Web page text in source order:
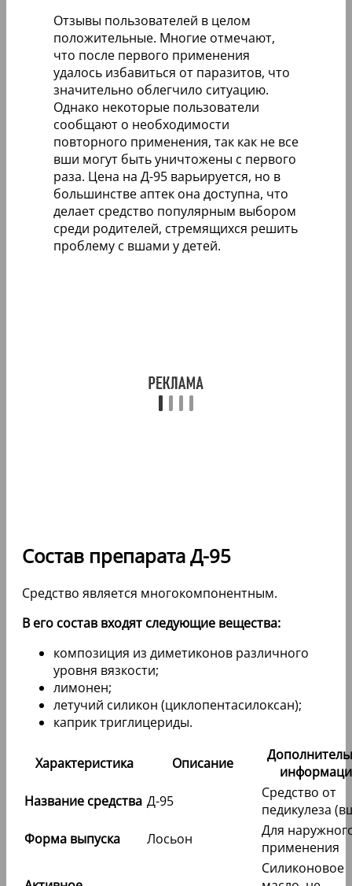
Отзывы пользователей в целом
положительные. Многие отмечают,
что после первого применения
удалось избавиться от паразитов, что
значительно облегчило ситуацию.
Однако некоторые пользователи
сообщают о необходимости
повторного применения, так как не все
вши могут быть уничтожены с первого
раза. Цена на Д-95 варьируется, но в
большинстве аптек она доступна, что
делает средство популярным выбором
среди родителей, стремящихся решить
проблему с вшами у детей.
Состав препарата Д-95
Средство является многокомпонентным.
В его состав входят следующие вещества:
композиция из диметиконов различного
уровня вязкости;
лимонен;
летучий силикон (циклопентасилоксан);
каприк триглицериды.
Характеристика Описание
Название средства Д-95
Средство от
педикулеза
Форма выпуска
Лосьон
Для
применения
Силиконовое